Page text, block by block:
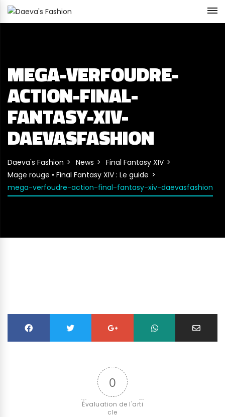
MEGA-VERFOUDRE-
ACTION-FINAL-
FANTASY-XIV-
DAEVASFASHION
Daeva's Fashion News
Final Fantasy XIV
Mage rouge • Final Fantasy XIV : Le guide
mega-verfoudre-action-final-fantasy-xiv-daevasfashion
0
Évaluation de l'arti
cle